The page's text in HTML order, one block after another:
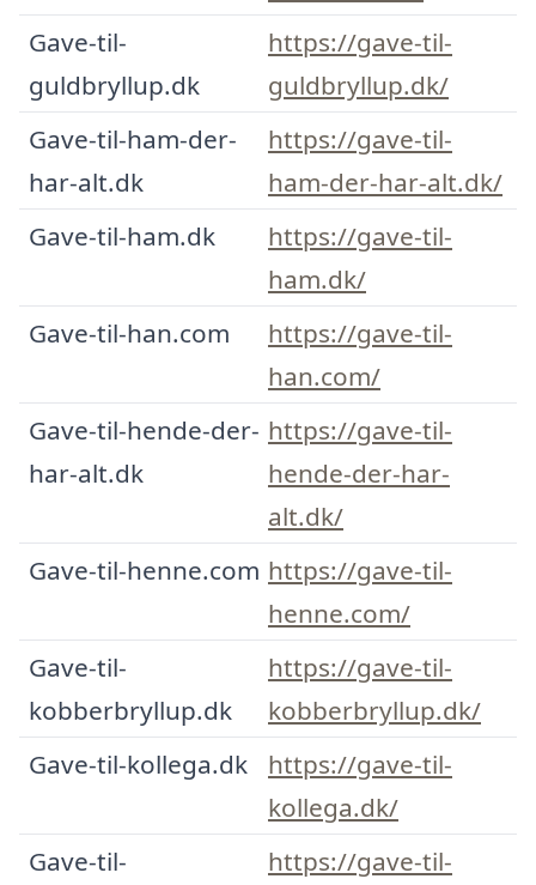
Gave-til-
guldbryllup.dk
https://gave-til-
guldbryllup.dk/
Gave-til-ham-der-
har-alt.dk
https://gave-til-
ham-der-har-alt.dk/
Gave-til-ham.dk
https://gave-til-
ham.dk/
Gave-til-han.com
https://gave-til-
han.com/
Gave-til-hende-der-
har-alt.dk
https://gave-til-
hende-der-har-
alt.dk/
Gave-til-henne.com https://gave-til-
henne.com/
Gave-til-
kobberbryllup.dk
https://gave-til-
kobberbryllup.dk/
Gave-til-kollega.dk
https://gave-til-
kollega.dk/
Gave-til-
https://gave-til-